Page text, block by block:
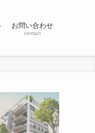
お問い合わせ
contact